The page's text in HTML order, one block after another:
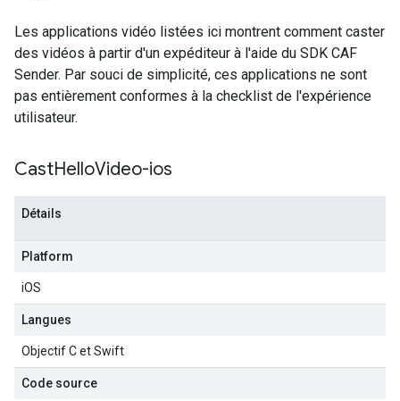
Les applications vidéo listées ici montrent comment caster
des vidéos à partir d'un expéditeur à l'aide du SDK CAF
Sender. Par souci de simplicité, ces applications ne sont
pas entièrement conformes à la checklist de l'expérience
utilisateur.
CastHelloVideo-ios
Détails
Platform
iOS
Langues
Objectif C et Swift
Code source